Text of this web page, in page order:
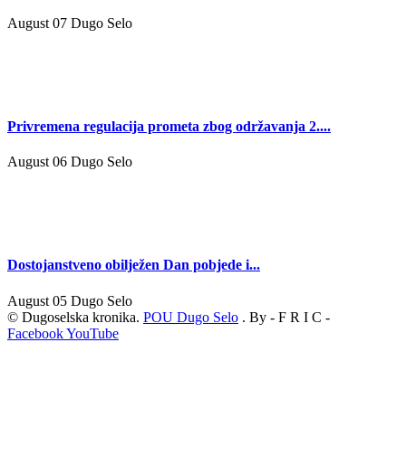
August 07 Dugo Selo
Privremena regulacija prometa zbog održavanja 2....
August 06 Dugo Selo
Dostojanstveno obilježen Dan pobjede i...
August 05 Dugo Selo
© Dugoselska kronika. POU Dugo Selo . By - F R I C -
FacebookYouTube